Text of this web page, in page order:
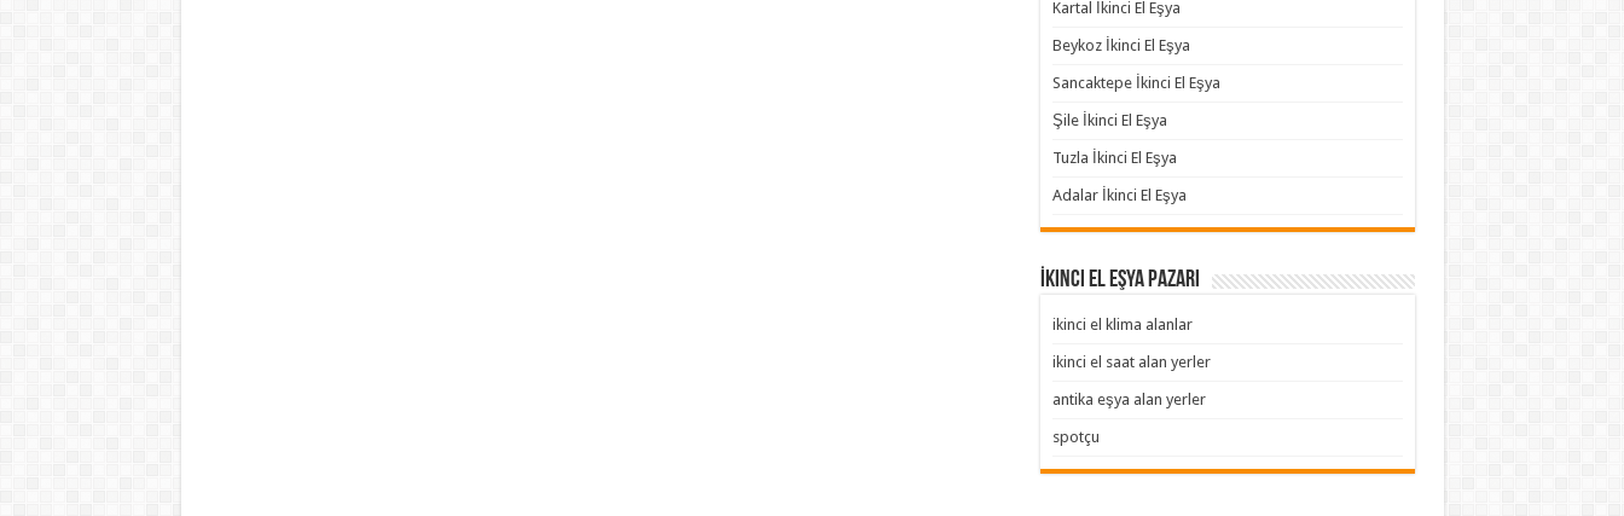
Kartal İkinci El Eşya
Beykoz İkinci El Eşya
Sancaktepe İkinci El Eşya
Şile İkinci El Eşya
Tuzla İkinci El Eşya
Adalar İkinci El Eşya
İkinci El Eşya Pazarı
ikinci el klima alanlar
ikinci el saat alan yerler
antika eşya alan yerler
spotçu